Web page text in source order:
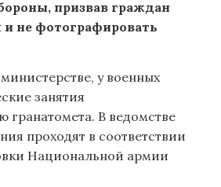
призвав граждан
и не фотографировать
у военных
занятия
гранатомета. В ведомстве
проходят в соответствии
Национальной армии